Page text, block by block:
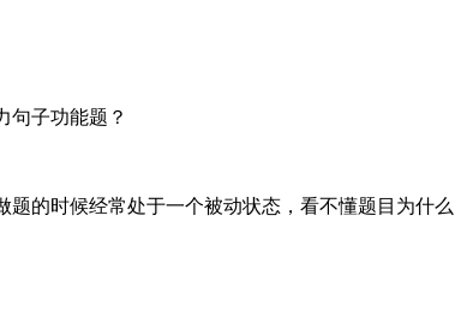
子功能题？
的时候经常处于一个被动状态，看不懂题目为什么